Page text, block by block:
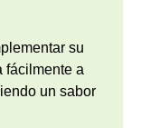
su
fácilmente a
un sabor